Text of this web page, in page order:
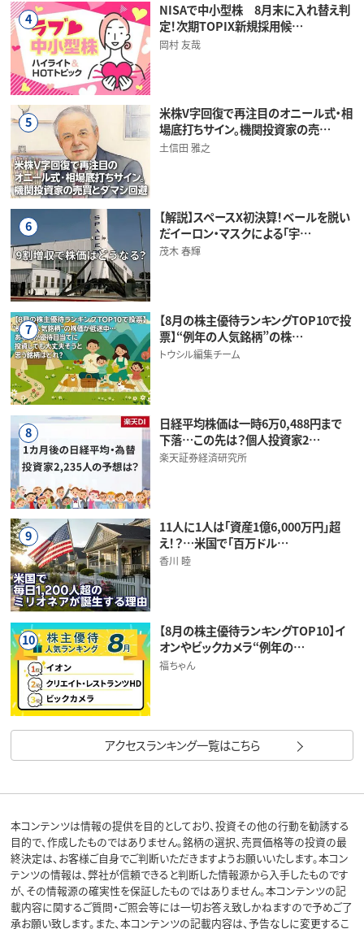
4
NISAで中小型株 8月末に入れ替え判
定！次期TOPIX新規採用候…
岡村 友哉
5
米株V字回復で再注目のオニール式・相
場底打ちサイン。機関投資家の売…
土信田 雅之
6
【解説】スペースX初決算！ベールを脱い
だイーロン・マスクによる「宇…
茂木 春輝
7
【8月の株主優待ランキングTOP10で投
票】“例年の人気銘柄”の株…
トウシル編集チーム
8
日経平均株価は一時6万0,488円まで
下落…この先は？個人投資家2…
楽天証券経済研究所
9
11人に1人は「資産1億6,000万円」超
え！？…米国で「百万ドル…
香川 睦
10
【8月の株主優待ランキングTOP10】イ
オンやビックカメラ“例年の…
福ちゃん
アクセスランキング一覧はこちら
本コンテンツは情報の提供を目的としており、投資その他の行動を勧誘する
目的で、作成したものではありません。銘柄の選択、売買価格等の投資の最
終決定は、お客様ご自身でご判断いただきますようお願いいたします。本コン
テンツの情報は、弊社が信頼できると判断した情報源から入手したものです
が、その情報源の確実性を保証したものではありません。本コンテンツの記
載内容に関するご質問・ご照会等には一切お答え致しかねますので予めご了
承お願い致します。また、本コンテンツの記載内容は、予告なしに変更するこ